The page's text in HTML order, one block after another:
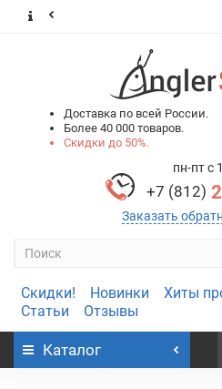
Доставка по всей России.
Более 40 000 товаров.
Скидки до 50%.
пн-пт с
+7 (812)
Заказать
Скидки! Новинки Хиты
Статьи
Отзывы
Каталог